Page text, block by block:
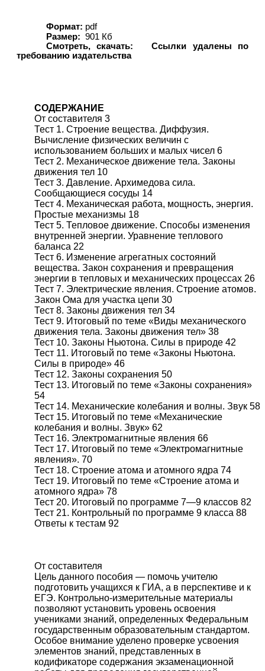
Формат: pdf
Размер: 901 Кб
Смотреть, скачать:
Ссылки удалены по
требованию издательства
СОДЕРЖАНИЕ
От составителя 3
Тест 1. Строение вещества. Диффузия.
Вычисление физических величин с
использованием больших и малых чисел 6
Тест 2. Механическое движение тела. Законы
движения тел 10
Тест 3. Давление. Архимедова сила.
Сообщающиеся сосуды 14
Тест 4. Механическая работа, мощность, энергия.
Простые механизмы 18
Тест 5. Тепловое движение. Способы изменения
внутренней энергии. Уравнение теплового
баланса 22
Тест 6. Изменение агрегатных состояний
вещества. Закон сохранения и превращения
энергии в тепловых и механических процессах 26
Тест 7. Электрические явления. Строение атомов.
Закон Ома для участка цепи 30
Тест 8. Законы движения тел 34
Тест 9. Итоговый по теме «Виды механического
движения тела. Законы движения тел» 38
Тест 10. Законы Ньютона. Силы в природе 42
Тест 11. Итоговый по теме «Законы Ньютона.
Силы в природе» 46
Тест 12. Законы сохранения 50
Тест 13. Итоговый по теме «Законы сохранения»
54
Тест 14. Механические колебания и волны. Звук 58
Тест 15. Итоговый по теме «Механические
колебания и волны. Звук» 62
Тест 16. Электромагнитные явления 66
Тест 17. Итоговый по теме «Электромагнитные
явления». 70
Тест 18. Строение атома и атомного ядра 74
Тест 19. Итоговый по теме «Строение атома и
атомного ядра» 78
Тест 20. Итоговый по программе 7—9 классов 82
Тест 21. Контрольный по программе 9 класса 88
Ответы к тестам 92
От составителя
Цель данного пособия — помочь учителю
подготовить учащихся к ГИА, а в перспективе и к
ЕГЭ. Контрольно-измерительные материалы
позволяют установить уровень освоения
учениками знаний, определенных Федеральным
государственным образовательным стандартом.
Особое внимание уделено проверке усвоения
элементов знаний, представленных в
кодификаторе содержания экзаменационной